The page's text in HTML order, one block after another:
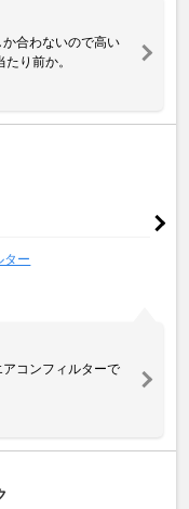
合わないので高い
り前か。
ター
コンフィルターで